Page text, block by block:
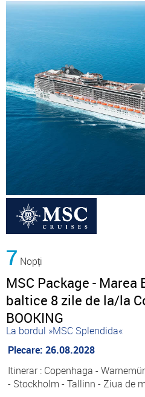
7 Nopți
MSC Package -
baltice 8 zile de la/la
BOOKING
La bordul »MSC Splendida«
Plecare: 26.08.2028
Itinerar : Copenhaga -
- Stockholm - Tallinn - Ziua de